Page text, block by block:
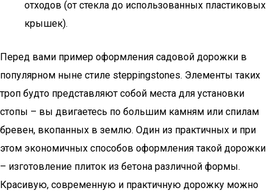
отходов (от стекла до использованных пластиковых
крышек).
Перед вами пример оформления садовой дорожки в
популярном ныне стиле steppingstones. Элементы таких
троп будто представляют собой места для установки
стопы – вы двигаетесь по большим камням или спилам
бревен, вкопанных в землю. Один из практичных и при
этом экономичных способов оформления такой дорожки
– изготовление плиток из бетона различной формы.
Красивую, современную и практичную дорожку можно